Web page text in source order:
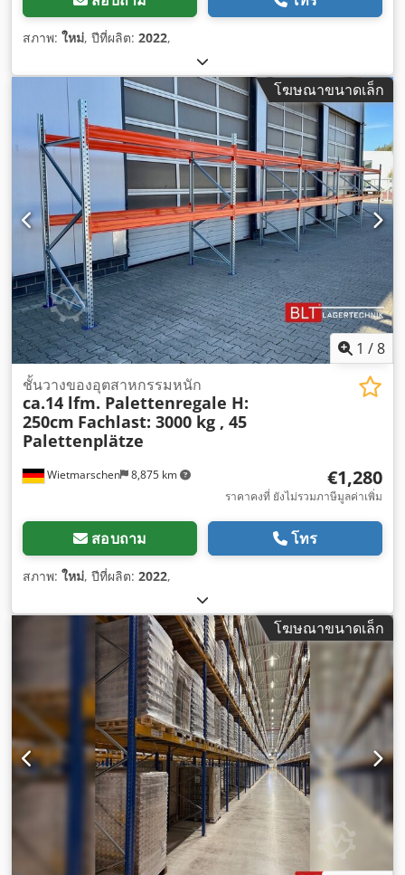
สภาพ: ใหม่, ปีที่ผลิต: 2022,
โฆษณาขนาดเล็ก
1 /8
Wietmarschen 8,875 km
ชั้นวางของอุตสาหกรรมหนัก
ca.14 lfm. Palettenregale H:
250cm Fachlast: 3000 kg , 45
Palettenplätze
€1,280
ราคาคงที่ ยังไม่รวมภาษีมูลค่าเพิ่ม
สอบถาม โทร
สภาพ: ใหม่, ปีที่ผลิต: 2022,
โฆษณาขนาดเล็ก